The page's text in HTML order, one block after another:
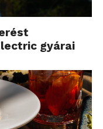
raklapos
termékek
gyárai